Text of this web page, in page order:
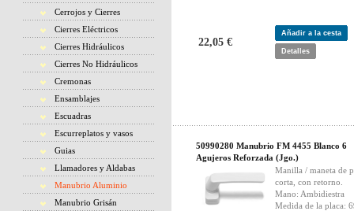
Cerrojos y Cierres
Cierres Eléctricos
Cierres Hidráulicos
Cierres No Hidráulicos
Cremonas
Ensamblajes
Escuadras
Escurreplatos y vasos
Guias
Llamadores y Aldabas
Manubrio Aluminio
Manubrio Grisán
22,05 €
Añadir a la cesta
Detalles
50990280 Manubrio FM 4455 Blanco 6
Agujeros Reforzada (Jgo.)
Manilla / maneta de
corta, con retorno.
Mano: Ambidiestra
Medida de la placa: